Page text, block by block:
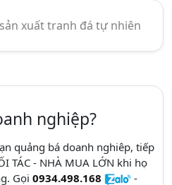
xuất tranh đá tự nhiên
nghiệp?
quảng bá doanh nghiêp, tiếp
TÁC - NHÀ MUA LỚN khi họ
Gọi 0934.498.168
-